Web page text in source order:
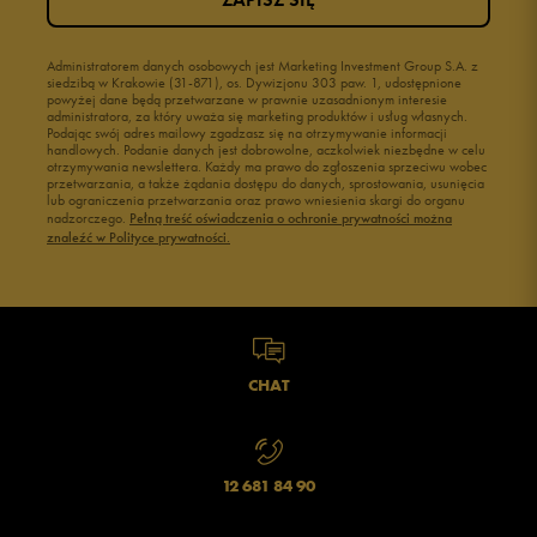
Administratorem danych osobowych jest Marketing Investment Group S.A. z
siedzibą w Krakowie (31-871), os. Dywizjonu 303 paw. 1, udostępnione
powyżej dane będą przetwarzane w prawnie uzasadnionym interesie
administratora, za który uważa się marketing produktów i usług własnych.
Podając swój adres mailowy zgadzasz się na otrzymywanie informacji
handlowych. Podanie danych jest dobrowolne, aczkolwiek niezbędne w celu
otrzymywania newslettera. Każdy ma prawo do zgłoszenia sprzeciwu wobec
przetwarzania, a także żądania dostępu do danych, sprostowania, usunięcia
lub ograniczenia przetwarzania oraz prawo wniesienia skargi do organu
nadzorczego. Pełną treść oświadczenia o ochronie prywatności można
znaleźć w Polityce prywatności.
CHAT
12 681 84 90